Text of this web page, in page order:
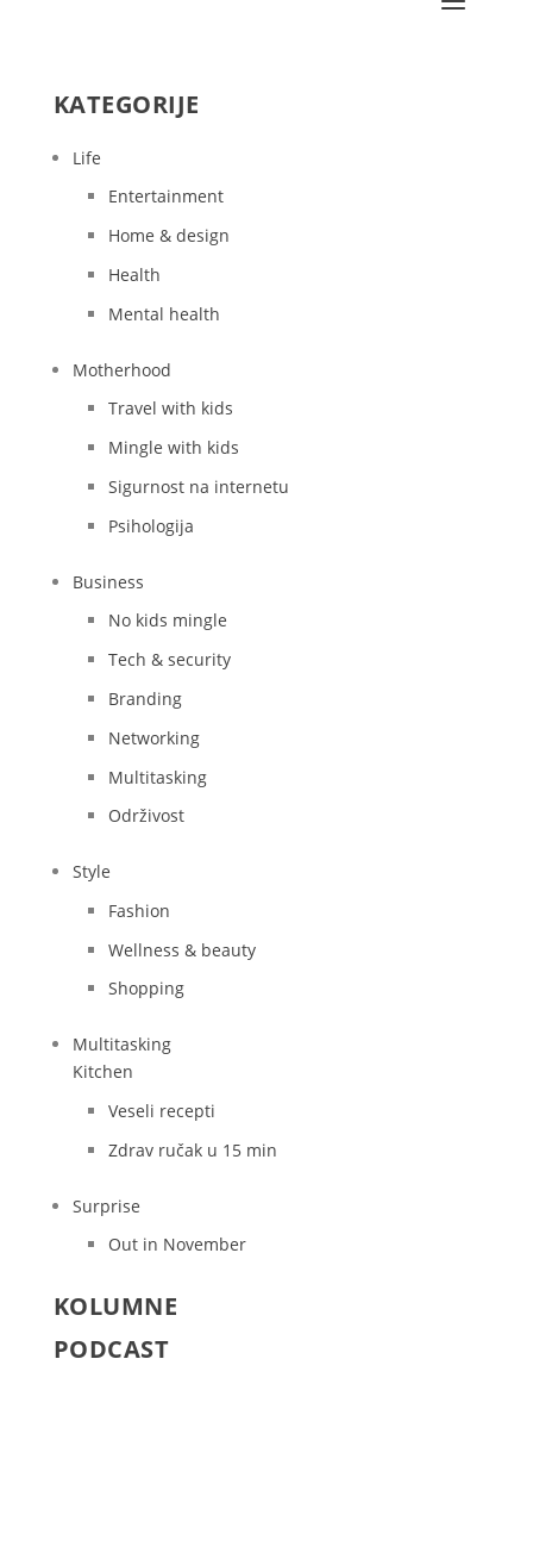
KATEGORIJE
Life
Entertainment
Home & design
Health
Mental health
Motherhood
Travel with kids
Mingle with kids
Sigurnost na internetu
Psihologija
Business
No kids mingle
Tech & security
Branding
Networking
Multitasking
Održivost
Style
Fashion
Wellness & beauty
Shopping
Multitasking
Kitchen
Veseli recepti
Zdrav ručak u 15 min
Surprise
Out in November
KOLUMNE
PODCAST